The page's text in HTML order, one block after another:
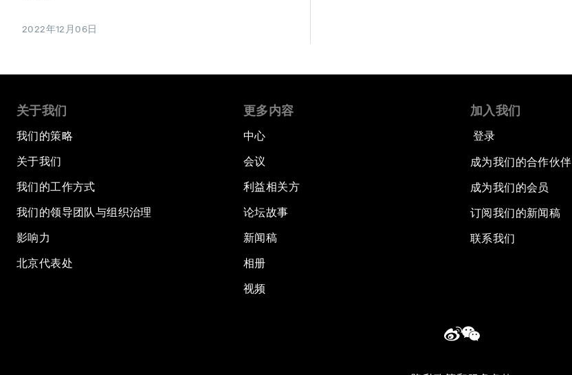
2022年12月06日
关于我们
我们的策略
关于我们
我们的工作方式
我们的领导团队与组织治理
影响力
北京代表处
更多内容
中心
会议
利益相关方
论坛故事
新闻稿
相册
视频
加入我们
登录
成为我们的合作伙伴
成为我们的会员
订阅我们的新闻稿
联系我们